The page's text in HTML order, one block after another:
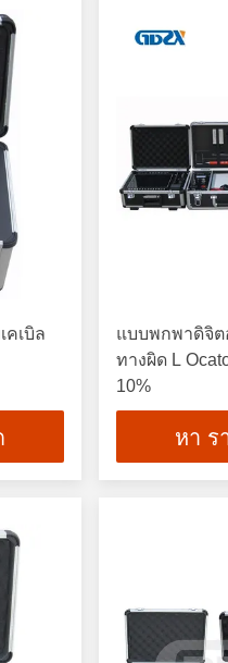
คเบิล
แบบพกพาดิจิต
ทางผิด L
10%
หา ร